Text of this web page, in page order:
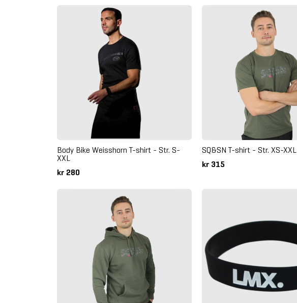
Body Bike Weisshorn T-shirt - Str. S-
XXL
kr 280
SQ&SN T-shirt - Str. XS-XXL
kr 315